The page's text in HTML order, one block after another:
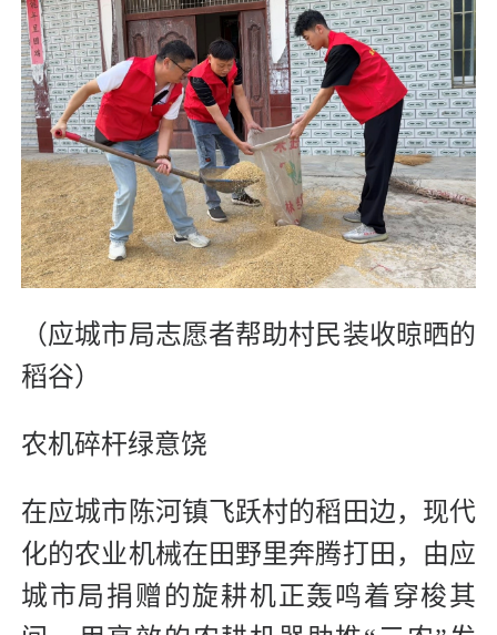
（应城市局志愿者帮助村民装收晾晒的
稻谷）
农机碎杆绿意饶
在应城市陈河镇飞跃村的稻田边，现代
化的农业机械在田野里奔腾打田，由应
城市局捐赠的旋耕机正轰鸣着穿梭其